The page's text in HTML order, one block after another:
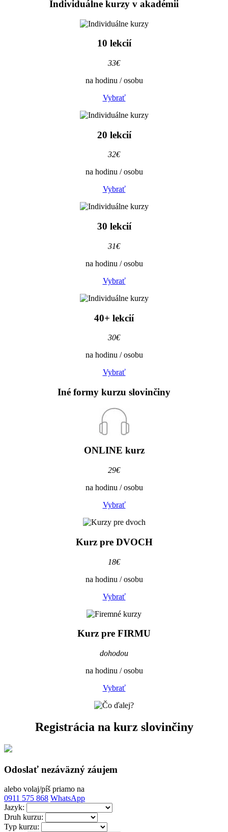
Individuálne kurzy v akadémii
10 lekcií
33€
na hodinu / osobu
Vybrať
20 lekcií
32€
na hodinu / osobu
Vybrať
30 lekcií
31€
na hodinu / osobu
Vybrať
40+ lekcií
30€
na hodinu / osobu
Vybrať
Iné formy kurzu slovinčiny
ONLINE kurz
29€
na hodinu / osobu
Vybrať
Kurz pre DVOCH
18€
na hodinu / osobu
Vybrať
Kurz pre FIRMU
dohodou
na hodinu / osobu
Vybrať
Registrácia na kurz slovinčiny
Odoslať nezáväzný záujem
alebo volaj/píš priamo na
0911 575 868 WhatsApp
Jazyk:
Druh kurzu:
Typ kurzu: